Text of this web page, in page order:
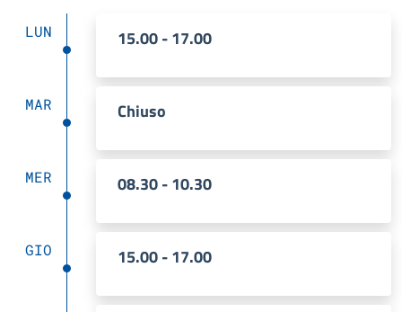
LUN 15.00 - 17.00
MAR Chiuso
MER 08.30 - 10.30
GIO 15.00 - 17.00